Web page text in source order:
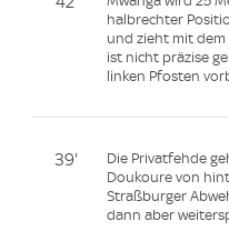
halbrechter
und zieht mit dem
ist nicht präzise
linken Pfosten
39'
Die Privatfehde
Doukoure von
Straßburger
dann aber